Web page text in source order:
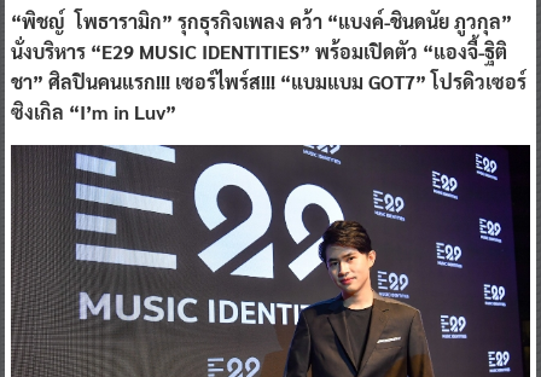
“พิชญ์ โพธารามิก” รุกธุรกิจเพลง คว้า “แบงค์-ชินดนัย ภูวกุล”
นั่งบริหาร “E29 MUSIC IDENTITIES” พร้อมเปิดตัว “แองจี้-ฐิติ
ชา” ศิลปินคนแรก!!! เซอร์ไพร์ส!!! “แบมแบม GOT7” โปรดิวเซอร์
ซิงเกิล “I’m in Luv”